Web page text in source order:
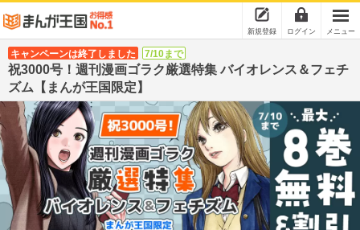
新規登録 ログイン メニュー
キャンペーンは終了しました 7/10まで
祝3000号！週刊漫画ゴラク厳選特集 バイオレンス＆フェチ
ズム【まんが王国限定】